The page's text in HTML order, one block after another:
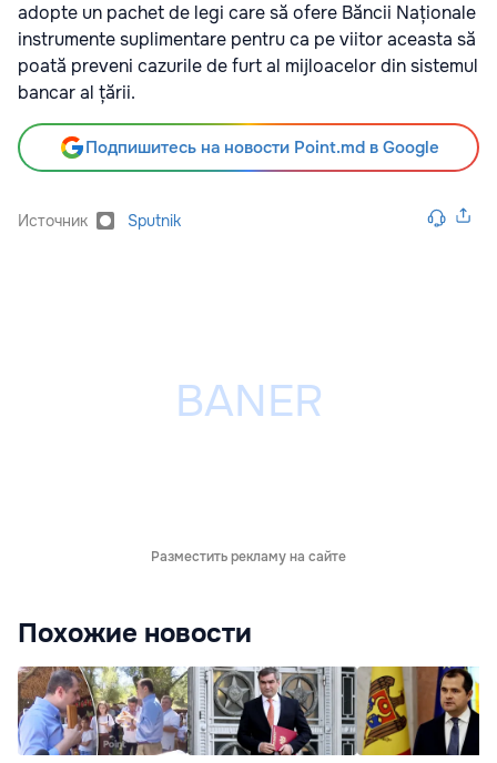
adopte un pachet de legi care să ofere Băncii Naționale
instrumente suplimentare pentru ca pe viitor aceasta să
poată preveni cazurile de furt al mijloacelor din sistemul
bancar al țării.
Подпишитесь на новости Point.md в Google
Источник Sputnik
Разместить рекламу на сайте
Похожие новости